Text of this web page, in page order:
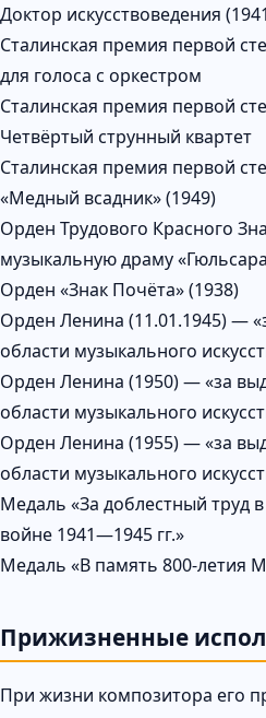
Доктор искусствоведения
Сталинская премия первой
для голоса с оркестром
Сталинская премия первой
Четвёртый струнный квартет
Сталинская премия первой
«Медный всадник» (1949)
Орден Трудового Красного
музыкальную драму
Орден «Знак Почёта» (1938)
Орден Ленина (11.01.1945) —
области музыкального
Орден Ленина (1950) — «за
области музыкального
Орден Ленина (1955) — «за
области музыкального
Медаль «За доблестный труд
войне 1941—1945 гг.»
Медаль «В память 800-летия
Прижизненные
При жизни композитора его